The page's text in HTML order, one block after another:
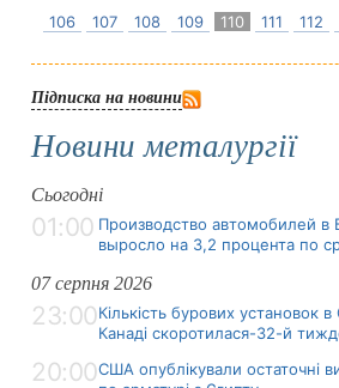
106 107 108 109 110 111 112
Підписка на новини
Новини металургії
Сьогодні
01:00 Производство автомобилей в
выросло на 3,2 процента по
07 серпня 2026
23:00Кількість бурових установок
Канаді скоротилася-32-й
20:00США опублікували остаточні